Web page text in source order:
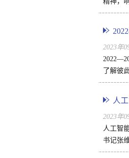
2023年
了解彼
人
2023年
人工智
书记张